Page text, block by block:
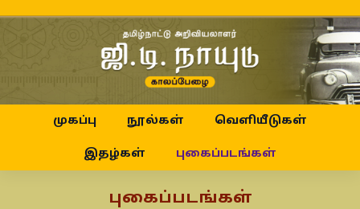
முகப்பு நூல்கள் வெளியீடுகள்
இதழ்கள் புகைப்படங்கள்
புகைப்படங்கள்